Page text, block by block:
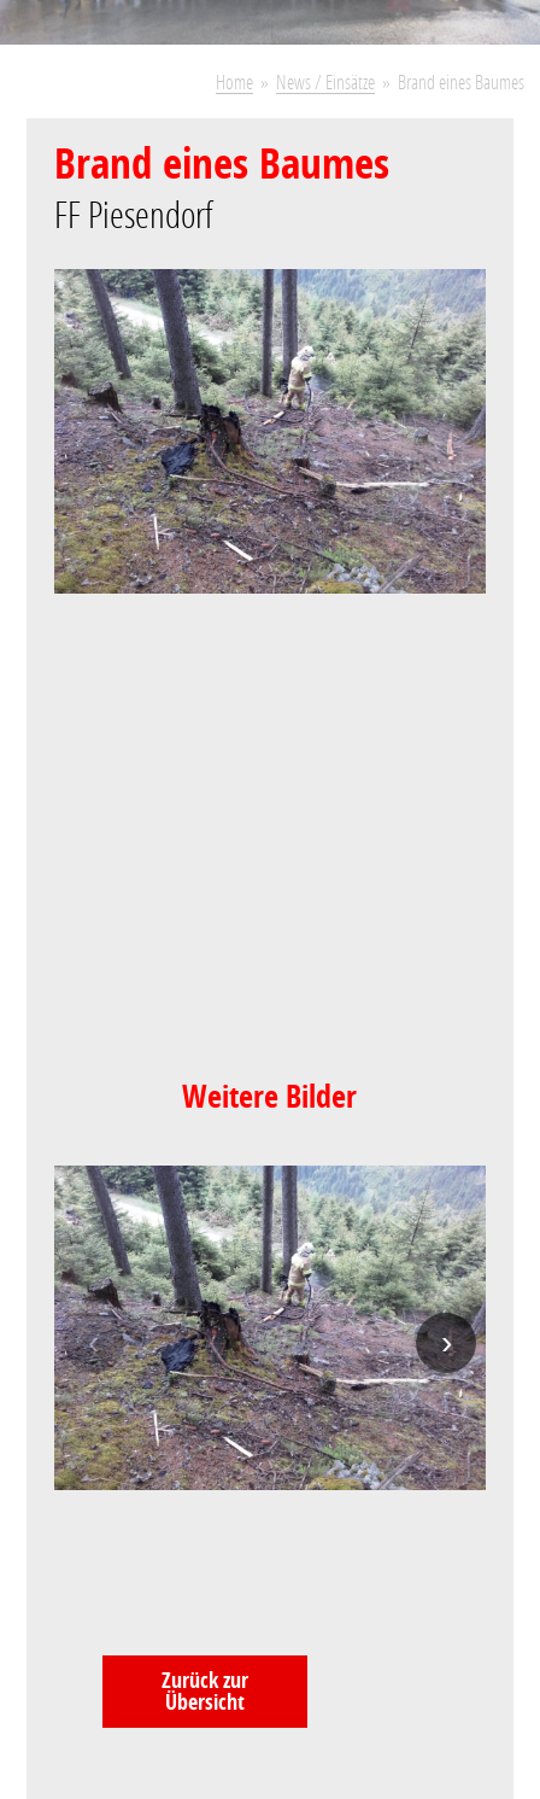
Home News / Einsätze Brand eines Baumes
Brand eines Baumes
FF Piesendorf
Einsatzart
Glimmbrand
nach Blitz
Einsatzort
Hochsonnberg
Datum/Uhrzeit
24.05.2017
08:00 Uhr
Alarmstufe
1
Ausgerückte
Tank 2
Weitere Bilder
‹ ›
Zurück zur
Übersicht